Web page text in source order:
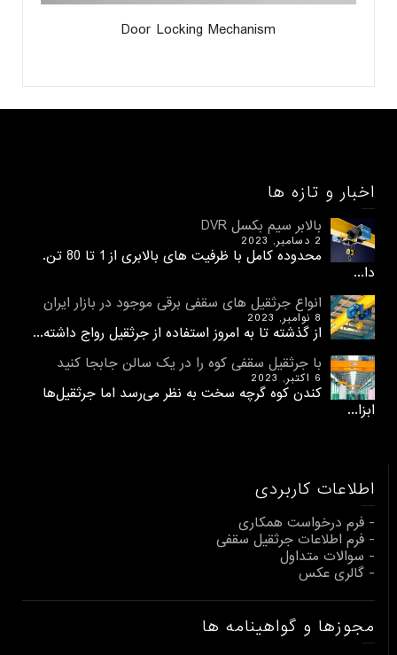
Door Locking Mechanism
اخبار و تازه ها
بالابر سیم بکسل DVR
2 دسامبر, 2023
محدوده کامل با ظرفیت های بالابری از 1 تا 80 تن.
دا...
انواع جرثقیل های سقفی برقی موجود در بازار ایران
8 نوامبر, 2023
از گذشته تا به امروز استفاده از جرثقیل رواج داشته...
با جرثقیل سقفی کوه را در یک سالن جابجا کنید
6 اکتبر, 2023
کندن کوه گرچه سخت به نظر می‌رسد اما جرثقیل‌ها
ابزا...
اطلاعات کاربردی
- فرم درخواست همکاری
- فرم اطلاعات جرثقیل سقفی
- سوالات متداول
- گالری عکس
مجوزها و گواهینامه ها